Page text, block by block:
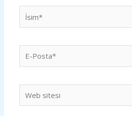
İsim*
Posta*
sitesi